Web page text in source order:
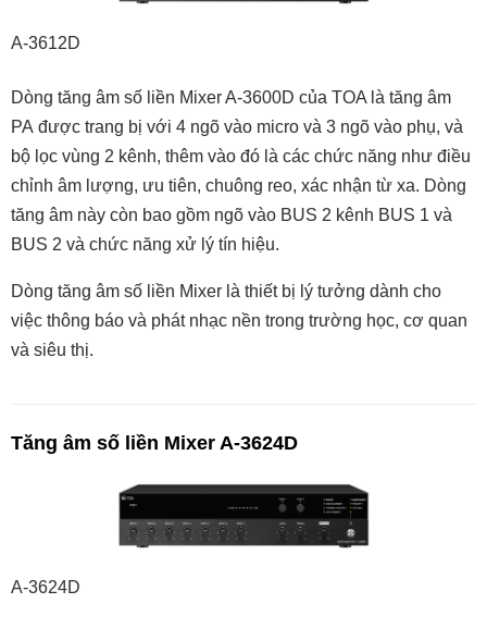
A-3612D
Dòng tăng âm số liền Mixer A-3600D của TOA là tăng âm
PA được trang bị với 4 ngõ vào micro và 3 ngõ vào phụ, và
bộ lọc vùng 2 kênh, thêm vào đó là các chức năng như điều
chỉnh âm lượng, ưu tiên, chuông reo, xác nhận từ xa. Dòng
tăng âm này còn bao gồm ngõ vào BUS 2 kênh BUS 1 và
BUS 2 và chức năng xử lý tín hiệu.
Dòng tăng âm số liền Mixer là thiết bị lý tưởng dành cho
việc thông báo và phát nhạc nền trong trường học, cơ quan
và siêu thị.
Tăng âm số liền Mixer A-3624D
A-3624D